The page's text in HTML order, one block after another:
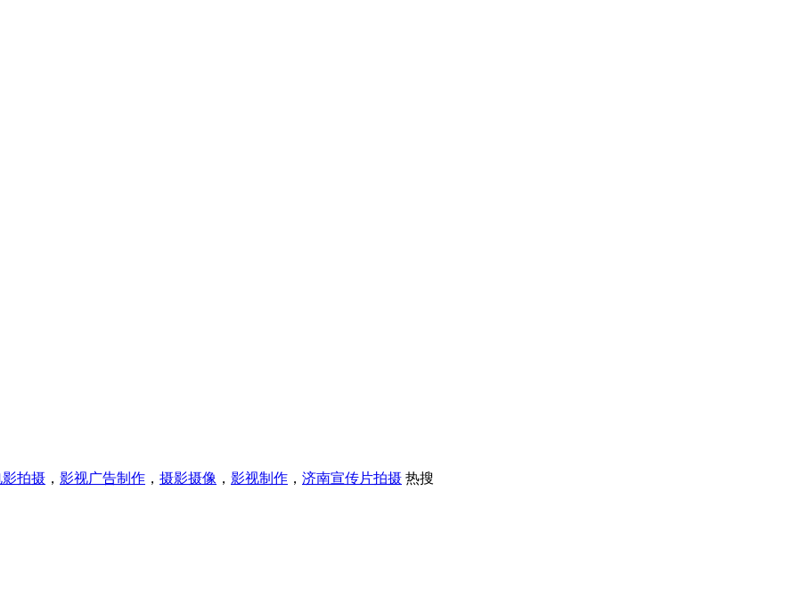
拍摄 ， 影视广告制作 ， 摄影摄像 ， 影视制作 ， 济南宣传片拍摄 热搜